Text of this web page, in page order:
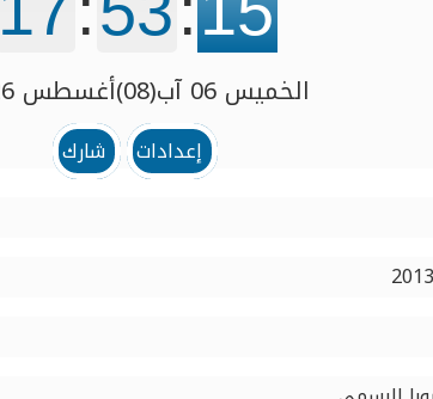
الخميس 06 آب(08)أغسطس 2026
إعدادات
شارك